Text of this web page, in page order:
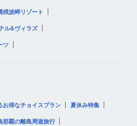
残波岬リゾート
ル&ヴィラズ
ツ
お得なチョイスプラン 夏休み特集
那覇の離島周遊旅行